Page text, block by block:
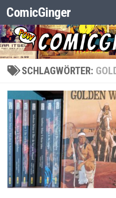
Zum Inhalt springen
ComicGinger
SCHLAGWÖRTER: